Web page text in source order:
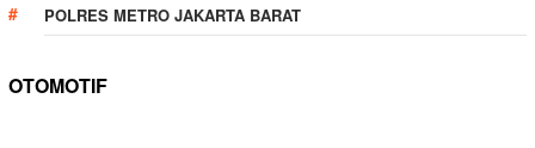
POLRES METRO JAKARTA BARAT
OTOMOTIF